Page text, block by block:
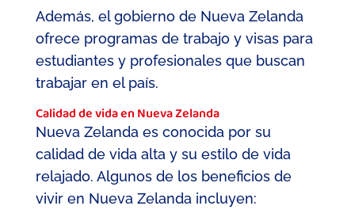
Además, el gobierno de Nueva Zelanda
ofrece programas de trabajo y visas para
estudiantes y profesionales que buscan
trabajar en el país.
Calidad de vida en Nueva Zelanda
Nueva Zelanda es conocida por su
calidad de vida alta y su estilo de vida
relajado. Algunos de los beneficios de
vivir en Nueva Zelanda incluyen: